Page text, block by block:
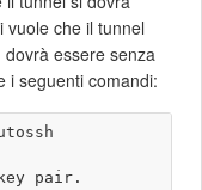
che il tunnel
essere senza
i seguenti comandi:
pair.